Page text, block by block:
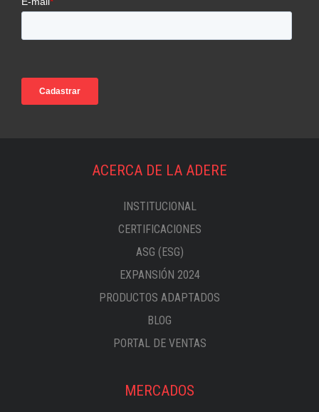
ACERCA DE LA ADERE
INSTITUCIONAL
CERTIFICACIONES
ASG (ESG)
EXPANSIÓN 2024
PRODUCTOS ADAPTADOS
BLOG
PORTAL DE VENTAS
MERCADOS